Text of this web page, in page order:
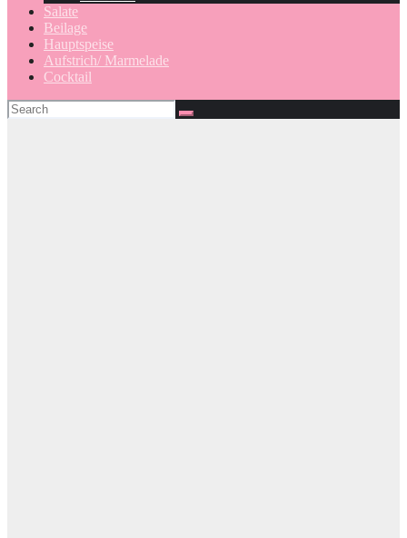
Salate
Beilage
Hauptspeise
Aufstrich/ Marmelade
Cocktail